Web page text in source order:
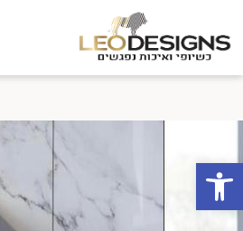
פתח סרגל נגישות